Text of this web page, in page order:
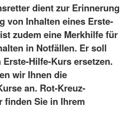
dient zur Erinnerung
von Inhalten eines Erste-
zudem eine Merkhilfe für
in Notfällen. Er soll
Hilfe-Kurs ersetzen.
wir Ihnen die
an. Rot-Kreuz-
finden Sie in Ihrem